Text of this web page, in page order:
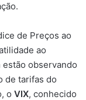
de Preços ao
ao
observando
de tarifas do
o VIX, conhecido